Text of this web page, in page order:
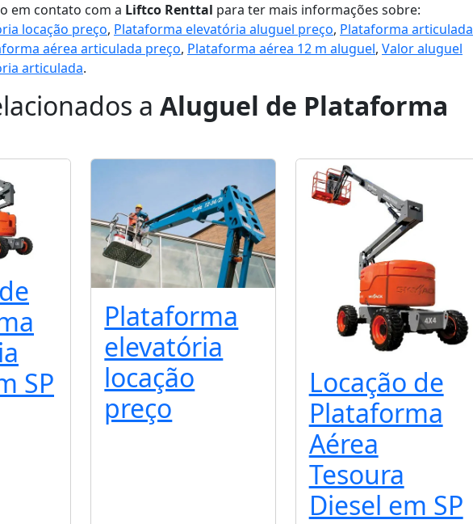
em contato com a Liftco Renttal para ter mais informações sobre:
locação preço, Plataforma elevatória aluguel preço, Plataforma articulada
aérea articulada preço, Plataforma aérea 12 m aluguel, Valor aluguel
articulada.
a Aluguel de Plataforma
SP
Plataforma
elevatória
locação
preço
Locação de
Plataforma
Aérea
Tesoura
Diesel em SP